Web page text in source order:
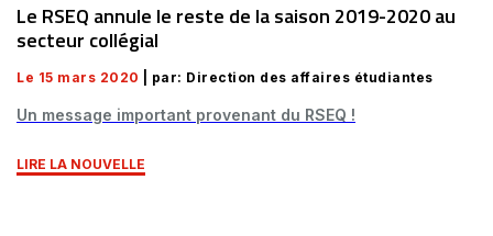
Le RSEQ annule le reste de la saison 2019-2020 au
secteur collégial
Le 15 mars 2020 | par: Direction des affaires étudiantes
Un message important provenant du RSEQ !
LIRE LA NOUVELLE